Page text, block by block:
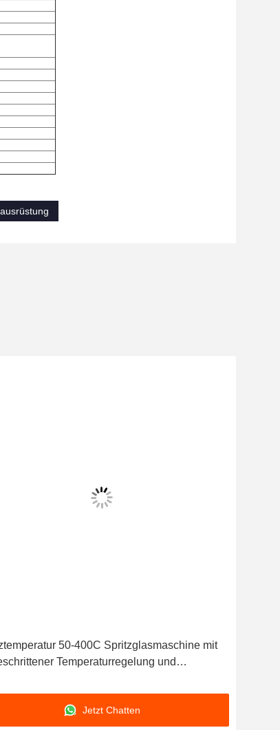
50-400C Spritzglasmaschine mit
Temperaturregelung und
Jetzt Chatten